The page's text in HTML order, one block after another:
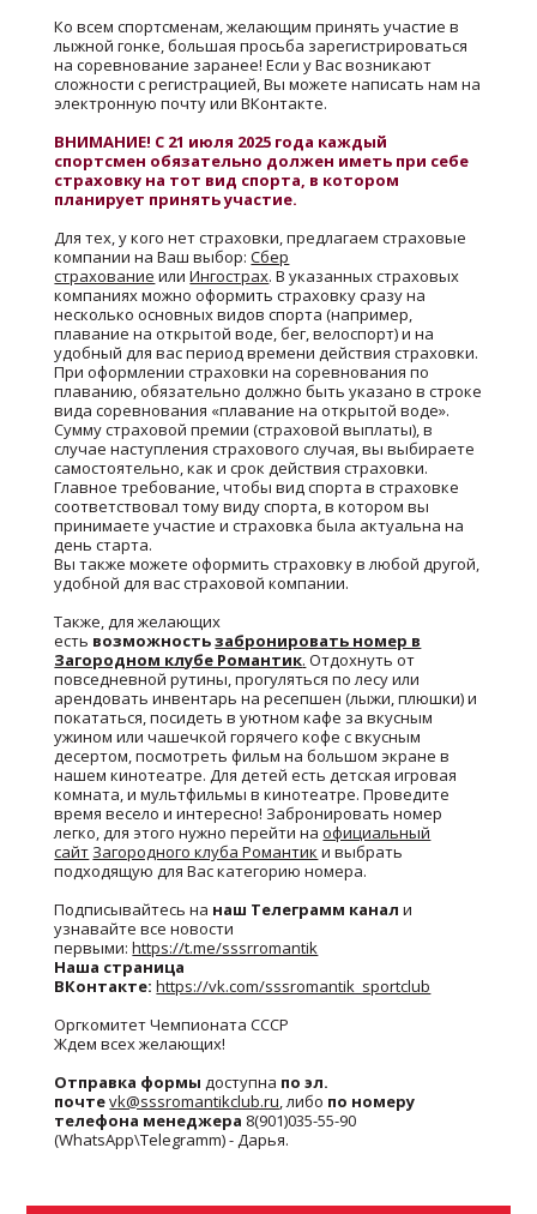
Ко всем спортсменам, желающим принять участие в
лыжной гонке, большая просьба зарегистрироваться
на соревнование заранее! Если у Вас возникают
сложности с регистрацией, Вы можете написать нам на
электронную почту или ВКонтакте.
ВНИМАНИЕ! С 21 июля 2025 года каждый
спортсмен обязательно должен иметь при себе
страховку на тот вид спорта, в котором
планирует принять участие.
Для тех, у кого нет страховки, предлагаем страховые
компании на Ваш выбор:Сбер
страхование илиИнгострах. В указанных страховых
компаниях можно оформить страховку сразу на
несколько основных видов спорта (например,
плавание на открытой воде, бег, велоспорт) и на
удобный для вас период времени действия страховки.
При оформлении страховки на соревнования по
плаванию, обязательно должно быть указано в строке
вида соревнования «плавание на открытой воде».
Сумму страховой премии (страховой выплаты), в
случае наступления страхового случая, вы выбираете
самостоятельно, как и срок действия страховки.
Главное требование, чтобы вид спорта в страховке
соответствовал тому виду спорта, в котором вы
принимаете участие и страховка была актуальна на
день старта.
Вы также можете оформить страховку в любой другой,
удобной для вас страховой компании.
Также, для желающих
есть возможностьзабронировать номер в
Загородном клубе Романтик. Отдохнуть от
повседневной рутины, прогуляться по лесу или
арендовать инвентарь на ресепшен (лыжи, плюшки) и
покататься, посидеть в уютном кафе за вкусным
ужином или чашечкой горячего кофе с вкусным
десертом, посмотреть фильм на большом экране в
нашем кинотеатре. Для детей есть детская игровая
комната, и мультфильмы в кинотеатре. Проведите
время весело и интересно! Забронировать номер
легко, для этого нужно перейти наофициальный
сайт Загородного клуба Романтик и выбрать
подходящую для Вас категорию номера.
Подписывайтесь на наш Телеграмм канал и
узнавайте все новости
первыми:https://t.me/sssrromantik
Наша страница
ВКонтакте: https://vk.com/sssromantik_sportclub
Оргкомитет Чемпионата СССР
Ждем всех желающих!
Отправка формы доступна по эл.
почтеvk@sssromantikclub.ru, либо по номеру
телефона менеджера 8(901)035-55-90
(WhatsApp\Telegramm) - Дарья.